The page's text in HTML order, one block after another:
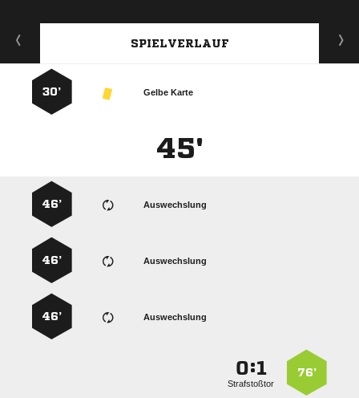
SPIELVERLAUF
Gelbe Karte
30’
45'
Auswechslung
46’
Auswechslung
46’
Auswechslung
46’
76’
:
Strafstoßtor